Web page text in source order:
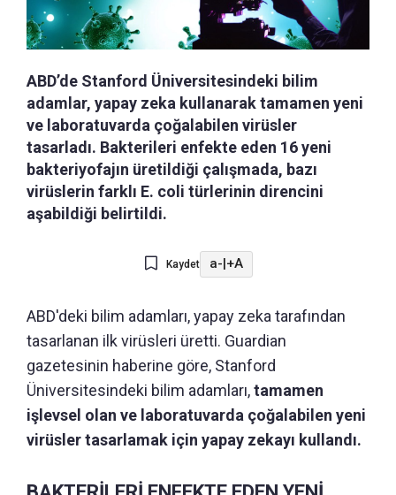
ABD’de Stanford Üniversitesindeki bilim
adamlar, yapay zeka kullanarak tamamen yeni
ve laboratuvarda çoğalabilen virüsler
tasarladı. Bakterileri enfekte eden 16 yeni
bakteriyofajın üretildiği çalışmada, bazı
virüslerin farklı E. coli türlerinin direncini
aşabildiği belirtildi.
Kaydet a-|+A
ABD'deki bilim adamları, yapay zeka tarafından
tasarlanan ilk virüsleri üretti. Guardian
gazetesinin haberine göre, Stanford
Üniversitesindeki bilim adamları,tamamen
işlevsel olan ve laboratuvarda çoğalabilen yeni
virüsler tasarlamak için yapay zekayı kullandı.